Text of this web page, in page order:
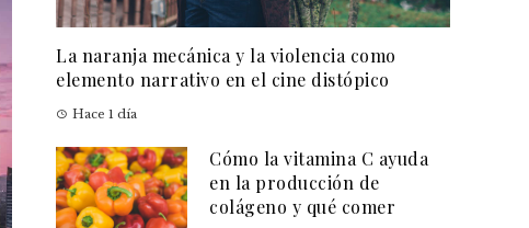
La naranja mecánica y la violencia como
elemento narrativo en el cine distópico
Hace 1 día
Cómo la vitamina C ayuda
en la producción de
colágeno y qué comer